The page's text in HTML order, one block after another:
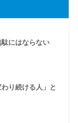
にはならない
わり続ける人」と